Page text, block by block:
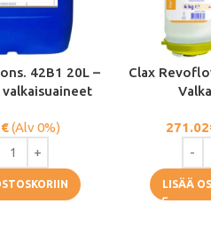
42B1 20L –
€(Alv 0%)
Clax
271.02
LISÄÄ